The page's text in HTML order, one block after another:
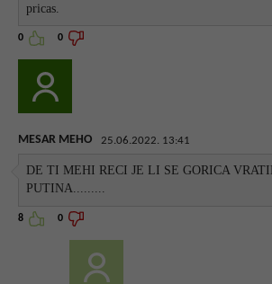
pricas.
0 0
MESAR MEHO 25.06.2022. 13:41
DE TI MEHI RECI JE LI SE GORICA
PUTINA.........
8 0